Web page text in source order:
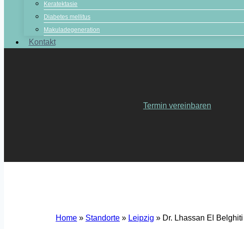
Keratektasie
Diabetes mellitus
Makuladegeneration
Kontakt
Termin vereinbaren
Home » Standorte » Leipzig » Dr. Lhassan El